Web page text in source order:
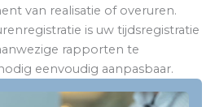
van realisatie of overuren.
is uw tijdsregistratie
rapporten te
eenvoudig aanpasbaar.